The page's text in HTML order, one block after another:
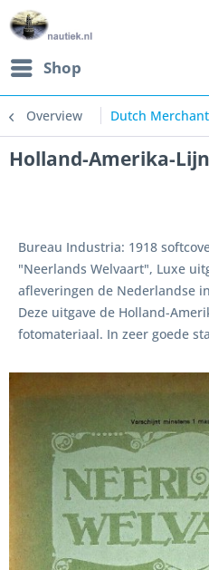
Shop
Overview Dutch
Holland-Amerika-Lijn
Bureau Industria: 1918
"Neerlands Welvaart", Luxe
afleveringen de Nederlandse
Deze uitgave de Holland-
fotomateriaal. In zeer goede